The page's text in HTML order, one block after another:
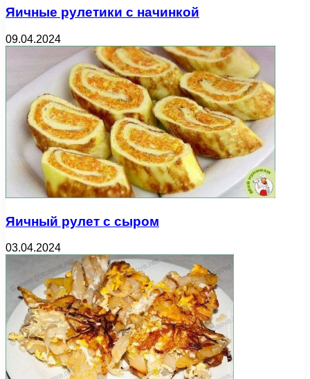
Яичные рулетики с начинкой
09.04.2024
Яичный рулет с сыром
03.04.2024